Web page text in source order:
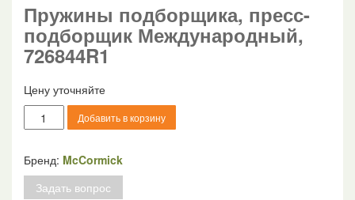
Пружины подборщика, пресс-
подборщик Международный,
726844R1
Цену уточняйте
Количество
товара
подборщика,
пресс-
подборщик
Добавить в корзину
Бренд: McCormick
Задать вопрос